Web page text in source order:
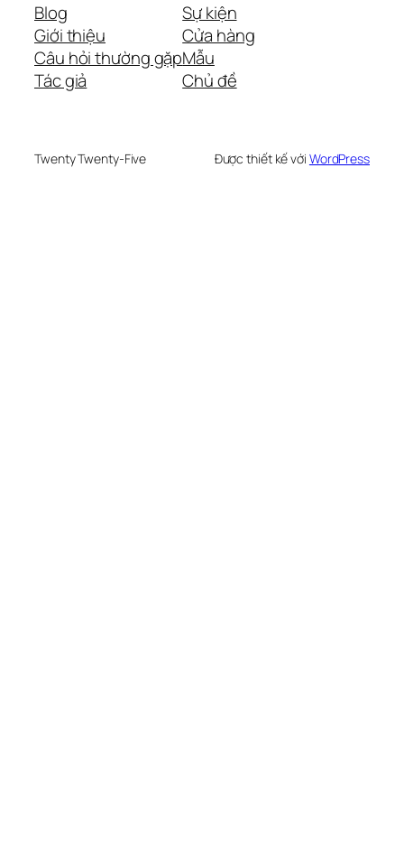
Blog
Giới thiệu
Câu hỏi thường gặp
Tác giả
Sự kiện
Cửa hàng
Mẫu
Chủ đề
Twenty Twenty-Five Được thiết kế với WordPress